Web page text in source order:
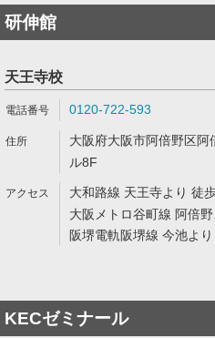
研伸館
天王寺校
0120-722-593
大阪府大阪市阿倍野区
ル8F
大和路線 天王寺より 徒
大阪メトロ谷町線 阿倍
阪堺電軌阪堺線 今池よ
KECゼミナール